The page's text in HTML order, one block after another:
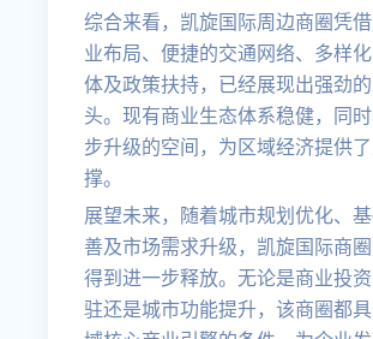
综合来看，凯旋国际周边商圈凭
业布局、便捷的交通网络、多样
体及政策扶持，已经展现出强劲
头。现有商业生态体系稳健，同
步升级的空间，为区域经济提供
撑。
展望未来，随着城市规划优化、
善及市场需求升级，凯旋国际商
得到进一步释放。无论是商业投
驻还是城市功能提升，该商圈都